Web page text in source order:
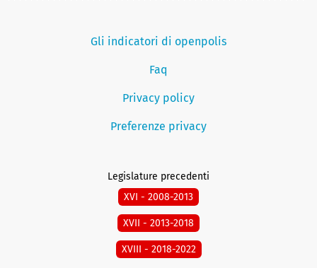
Gli indicatori di openpolis
Faq
Privacy policy
Preferenze privacy
Legislature precedenti
XVI - 2008-2013
XVII - 2013-2018
XVIII - 2018-2022